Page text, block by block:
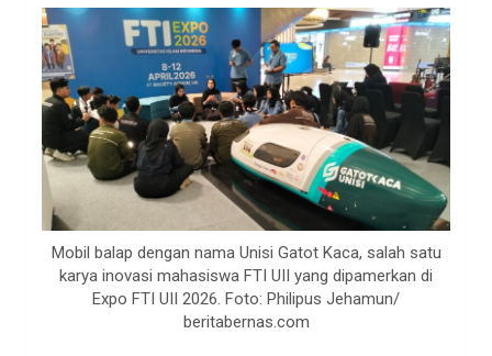
Mobil balap dengan nama Unisi Gatot Kaca, salah satu
karya inovasi mahasiswa FTI UII yang dipamerkan di
Expo FTI UII 2026. Foto: Philipus Jehamun/
beritabernas.com